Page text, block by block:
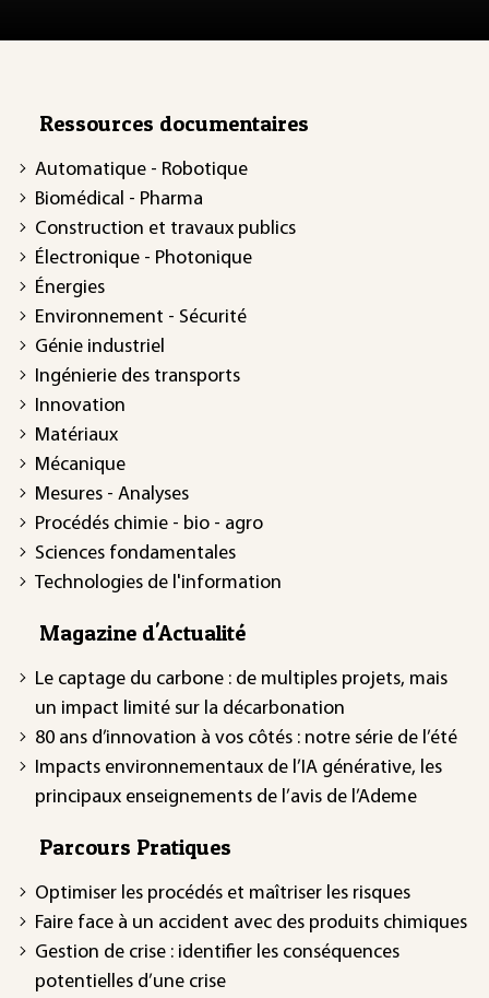
Ressources documentaires
Automatique - Robotique
Biomédical - Pharma
Construction et travaux publics
Électronique - Photonique
Énergies
Environnement - Sécurité
Génie industriel
Ingénierie des transports
Innovation
Matériaux
Mécanique
Mesures - Analyses
Procédés chimie - bio - agro
Sciences fondamentales
Technologies de l'information
Magazine d'Actualité
Le captage du carbone : de multiples projets, mais
un impact limité sur la décarbonation
80 ans d’innovation à vos côtés : notre série de l’été
Impacts environnementaux de l’IA générative, les
principaux enseignements de l’avis de l’Ademe
Parcours Pratiques
Optimiser les procédés et maîtriser les risques
Faire face à un accident avec des produits chimiques
Gestion de crise : identifier les conséquences
potentielles d’une crise